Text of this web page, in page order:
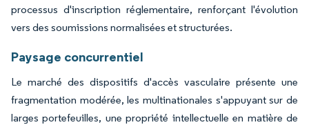
processus d'inscription réglementaire, renforçant l'évolution
vers des soumissions normalisées et structurées.
Paysage concurrentiel
Le marché des dispositifs d'accès vasculaire présente une
fragmentation modérée, les multinationales s'appuyant sur de
larges portefeuilles, une propriété intellectuelle en matière de